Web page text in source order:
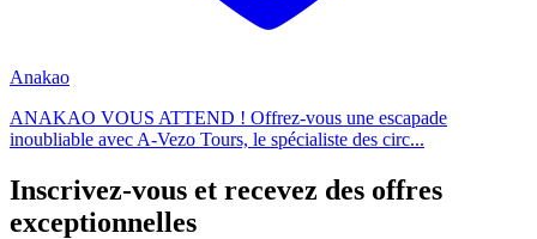
Anakao
ANAKAO VOUS ATTEND ! Offrez-vous une escapade
inoubliable avec A-Vezo Tours, le spécialiste des circ...
Inscrivez-vous et recevez des offres
exceptionnelles